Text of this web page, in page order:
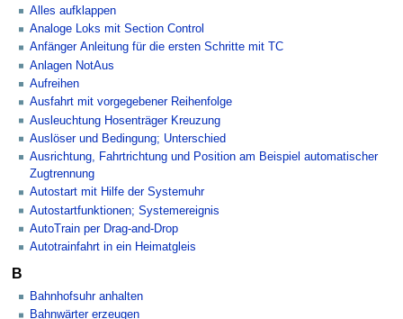
Alles aufklappen
Analoge Loks mit Section Control
Anfänger Anleitung für die ersten Schritte mit TC
Anlagen NotAus
Aufreihen
Ausfahrt mit vorgegebener Reihenfolge
Ausleuchtung Hosenträger Kreuzung
Auslöser und Bedingung; Unterschied
Ausrichtung, Fahrtrichtung und Position am Beispiel automatischer
Zugtrennung
Autostart mit Hilfe der Systemuhr
Autostartfunktionen; Systemereignis
AutoTrain per Drag-and-Drop
Autotrainfahrt in ein Heimatgleis
B
Bahnhofsuhr anhalten
Bahnwärter erzeugen